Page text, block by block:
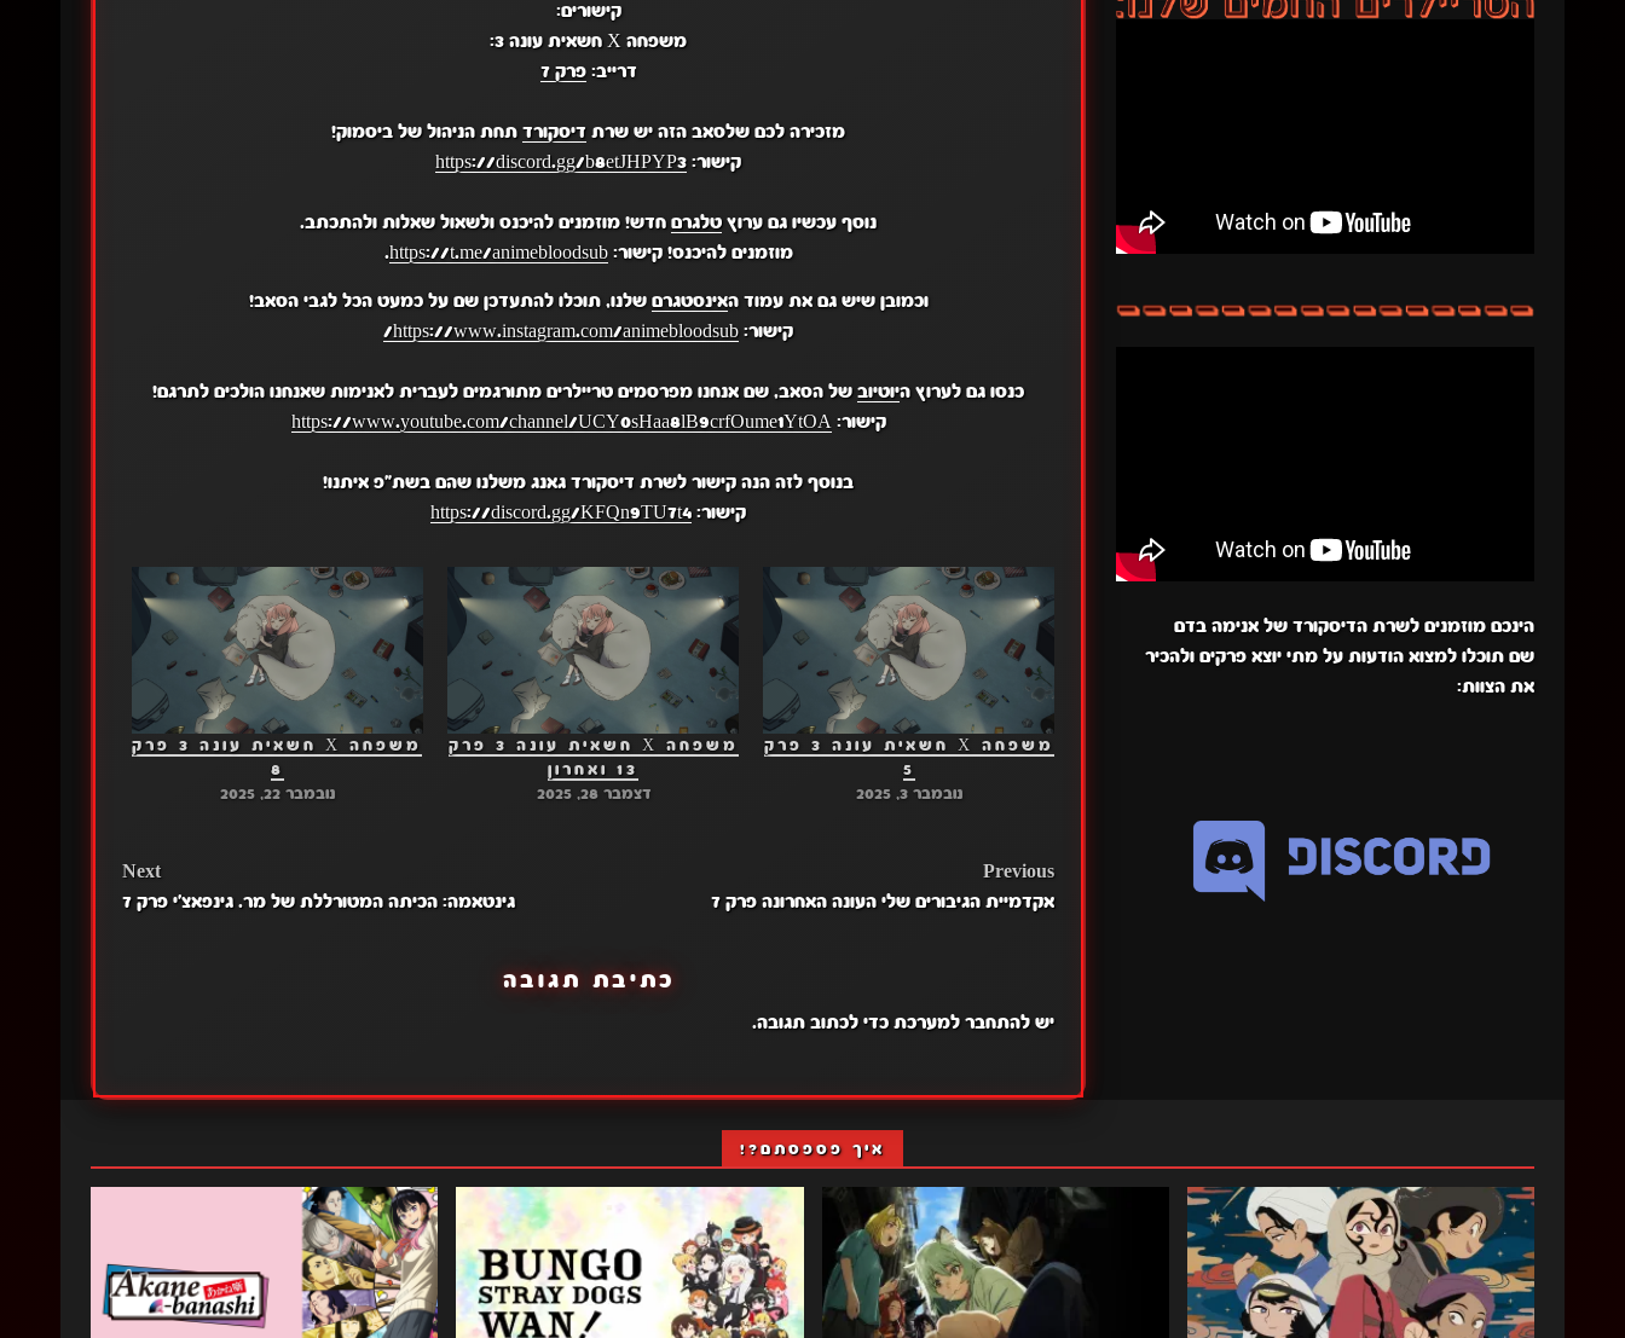
קישורים:
משפחה X חשאית עונה 3:
דרייב:פרק 7
מזכירה לכם שלסאב הזה יש שרת דיסקורדתחת הניהול של ביסמוק!
קישור: https://discord.gg/b8etJHPYP3
נוסף עכשיו גם ערוץטלגרםחדש! מוזמנים להיכנס ולשאול שאלות ולהתכתב.
מוזמנים להיכנס! קישור:https://t.me/animebloodsub
.
וכמובן שיש גם את עמוד האינסטגרם שלנו, תוכלו להתעדכן שם על כמעט הכל לגבי הסאב!
קישור: https://www.instagram.com/animebloodsub/
כנסו גם לערוץ היוטיובשל הסאב, שם אנחנו מפרסמים טריילרים מתורגמים לעברית לאנימות שאנחנו הולכים לתרגם!
קישור: https://www.youtube.com/channel/UCY0sHaa8lB9crfOume1YtOA
בנוסף לזה הנה קישור לשרת דיסקורד גאנג משלנו שהם בשת"פ איתנו!
קישור:https://discord.gg/KFQn9TU7t4
משפחה X חשאית עונה 3 פרק
5
נובמבר 3, 2025
משפחה X חשאית עונה 3 פרק
13 ואחרון
דצמבר 28, 2025
משפחה X חשאית עונה 3 פרק
8
נובמבר 22, 2025
POST
Previous
אקדמיית הגיבורים שלי העונה האחרונה פרק 7
Next
גינטאמה: הכיתה המטורללת של מר. גינפאצ'י פרק 7
כתיבת תגובה
יש להתחבר למערכתכדי לכתוב תגובה.
הינכם מוזמנים לשרת הדיסקורד של אנימה בדם
שם תוכלו למצוא הודעות על מתי יוצא פרקים ולהכיר
את הצוות:
איך פספסתם?!